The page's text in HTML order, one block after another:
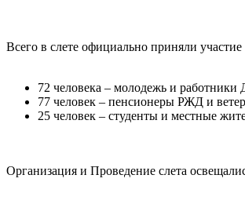
Всего в слете официально приняли
72 человека – молодежь и работники
77 человек – пенсионеры РЖД и
25 человек – студенты и местные
Организация и Проведение слета